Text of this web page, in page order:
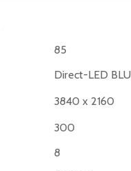
85
Direct-LED BLU
3840 x 2160
300
8